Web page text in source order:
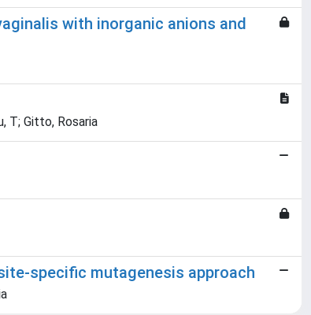
with inorganic anions and
T; Gitto, Rosaria
specific mutagenesis approach